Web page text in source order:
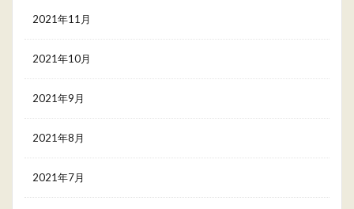
2021年11月
2021年10月
2021年9月
2021年8月
2021年7月